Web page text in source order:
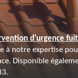
d'urgence
à notre expertise
Disponible